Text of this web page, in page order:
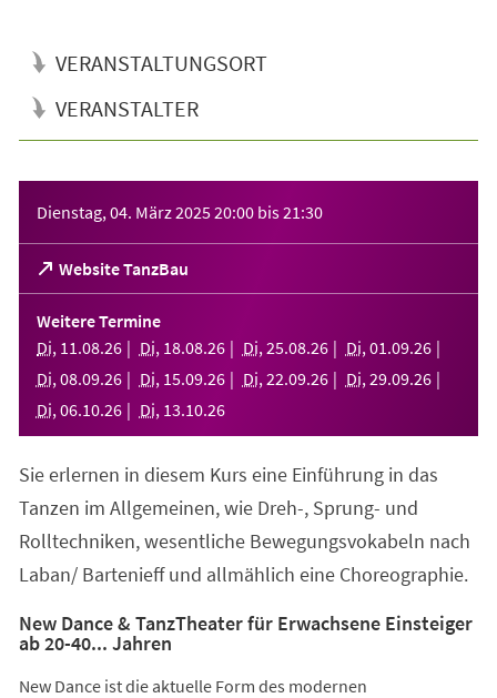
VERANSTALTUNGSORT
VERANSTALTER
Dienstag, 04. März 202520:00 bis21:30
Website TanzBau
(Öffnet
in
einem
neuen
Tab)
Weitere Termine
Di, 11 .08.26 Di, 18.08.26 Di, 25.08.26 Di, 01 .09.26
Di, 08.09.26 Di, 15.09.26 Di, 22.09.26 Di, 29.09.26
Di, 06.10.26 Di, 13.10.26
Sie erlernen in diesem Kurs eine Einführung in das
Tanzen im Allgemeinen, wie Dreh-, Sprung- und
Rolltechniken, wesentliche Bewegungsvokabeln nach
Laban/ Bartenieff und allmählich eine Choreographie.
New Dance & TanzTheater für Erwachsene Einsteiger
ab 20-40... Jahren
New Dance ist die aktuelle Form des modernen